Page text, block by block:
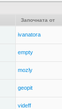
Започната от
ivanatora
empty
mozly
geopit
videff